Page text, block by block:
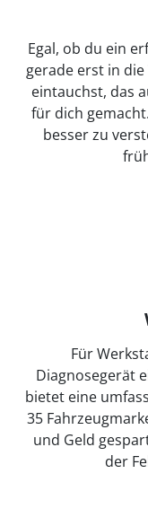
Egal, ob du ein
gerade erst in
eintauchst, das
für dich
besser zu
Für
Diagnosegerät
bietet eine
35
und Geld
der